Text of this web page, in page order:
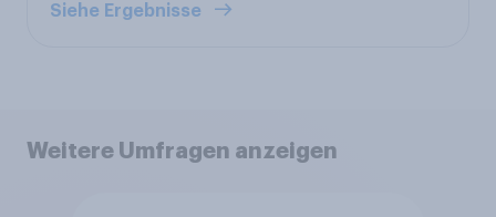
Siehe Ergebnisse
Weitere Umfragen anzeigen